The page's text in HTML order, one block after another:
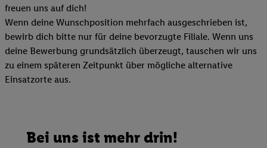
freuen uns auf dich!
Wenn deine Wunschposition mehrfach ausgeschrieben ist,
bewirb dich bitte nur für deine bevorzugte Filiale. Wenn uns
deine Bewerbung grundsätzlich überzeugt, tauschen wir uns
zu einem späteren Zeitpunkt über mögliche alternative
Einsatzorte aus.
Bei uns ist mehr drin!